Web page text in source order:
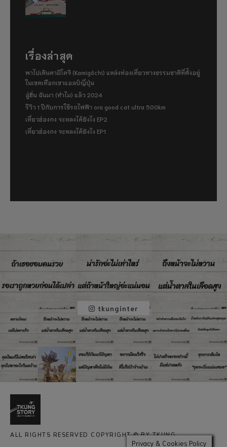
เรื่องล่าสุด
พาไปเดินคามิโคจิ (Kamigōchi) แหล่งท่องเที่ยวทางธรรมชาติที่ตั้งอยู่
ในเขตเทือกเขาแอลป์ญี่ปุ่น
อู่ฮั่น ฉันมา (ทำไม) แล้ว 2024
รีวิว 1 ปีกับการใช้รถไฟฟ้า ora good cat ultra 500km
เที่ยวฮ่องกง จะหลงได้ยังไง EP2
เที่ยวฮ่องกง จะหลงได้ยังไง EP1
tkunginter
ALL RIGHTS RESERVED COPYRIGHT © BY TKUNG
Privacy & Cookies Policy